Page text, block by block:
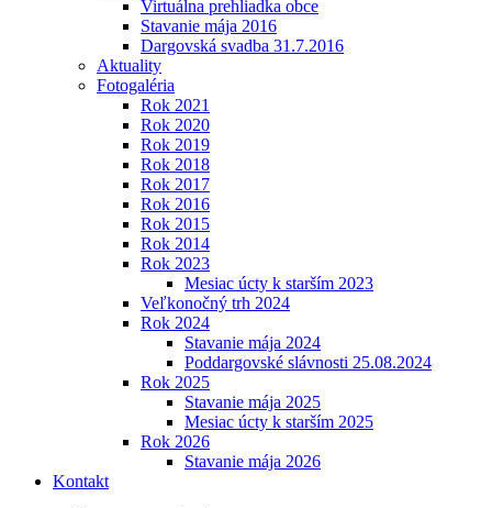
Virtuálna prehliadka obce
Stavanie mája 2016
Dargovská svadba 31.7.2016
Aktuality
Fotogaléria
Rok 2021
Rok 2020
Rok 2019
Rok 2018
Rok 2017
Rok 2016
Rok 2015
Rok 2014
Rok 2023
Mesiac úcty k starším 2023
Veľkonočný trh 2024
Rok 2024
Stavanie mája 2024
Poddargovské slávnosti 25.08.2024
Rok 2025
Stavanie mája 2025
Mesiac úcty k starším 2025
Rok 2026
Stavanie mája 2026
Kontakt